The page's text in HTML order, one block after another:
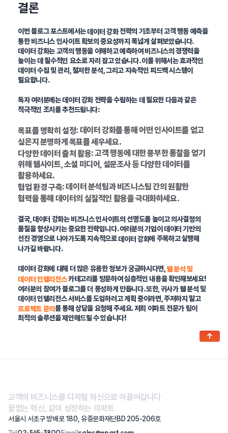
결론
이번 블로그 포스트에서는데이터 강화전략의 기초부터 고객 행동 예측을
통한 비즈니스 인사이트 확보의 중요성까지 폭넓게 살펴보았습니다.
데이터 강화는 고객의 행동을 이해하고 예측하여 비즈니스의 경쟁력을
높이는 데 필수적인 요소로 자리 잡고 있습니다. 이를 위해서는 효과적인
데이터 수집 및 관리, 철저한 분석, 그리고 지속적인 피드백 시스템이
필요합니다.
독자 여러분께는 데이터 강화 전략을 수립하는 데 필요한 다음과 같은
적극적인 조치를 추천드립니다:
목표를 명확히 설정: 데이터 강화를 통해 어떤 인사이트를 얻고
싶은지 분명하게 목표를 세우세요.
다양한 데이터 출처 활용: 고객 행동에 대한 풍부한 통찰을 얻기
위해 웹사이트, 소셜 미디어, 설문조사 등 다양한 데이터를
활용하세요.
협업 환경 구축: 데이터 분석팀과 비즈니스팀 간의 원활한
협력을 통해 데이터의 실질적인 활용을 극대화하세요.
결국, 데이터 강화는 비즈니스 인사이트의 선명도를 높이고 의사결정의
품질을 향상시키는 중요한 전략입니다. 여러분의 기업이 데이터 기반의
선진 경영으로 나아가도록 지속적으로데이터 강화에 주목하고 실행해
나가길 바랍니다.
데이터 강화에 대해 더 많은 유용한 정보가 궁금하시다면,웹 분석 및
데이터 인텔리전스카테고리를 방문하여 심층적인 내용을 확인해보세요!
여러분의 참여가 블로그를 더 풍성하게 만듭니다. 또한, 귀사가 웹 분석 및
데이터 인텔리전스 서비스를 도입하려고 계획 중이라면, 주저하지 말고
프로젝트 문의를 통해 상담을 요청해 주세요. 저희 이파트 전문가 팀이
최적의 솔루션을 제안해드릴 수 있습니다!
고객의 비즈니스를 디지털 혁신으로 이끌어갑니다
끝없는 혁신, 같이 성장하는 이파트
서울시 서초구 방배로 180, 유중문화재단BD 205-206호
↑